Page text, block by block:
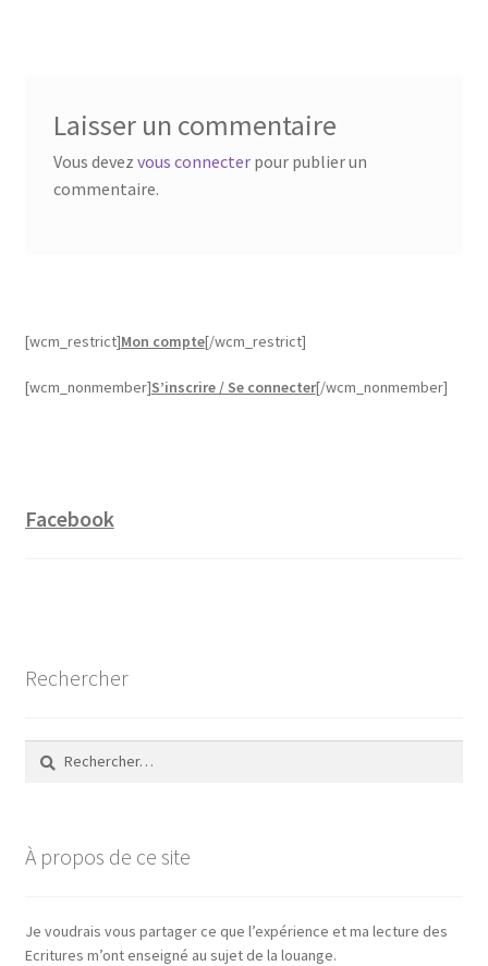
Laisser un commentaire
Vous devez vous connecterpour publier un
commentaire.
[wcm_restrict]Mon compte[/wcm_restrict]
[wcm_nonmember]S’inscrire / Se connecter[/wcm_nonmember]
Facebook
Rechercher
Rechercher :
À propos de ce site
Je voudrais vous partager ce que l’expérience et ma lecture des
Ecritures m’ont enseigné au sujet de la louange.